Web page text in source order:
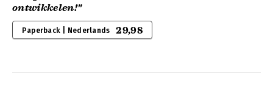
ontwikkelen!"
Paperback | Nederlands 29,98